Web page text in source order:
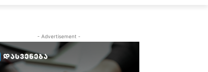
- Advertisement -